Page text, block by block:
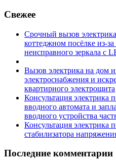
Свежее
Срочный вызов
коттеджном посёлке из-
неисправного зеркала с
Вызов электрика на дом
электроснабжения и
квартирного электрощита
Консультация электрика
вводного автомата и
вводного устройства
Консультация электрика
стабилизатора
Последние комментарии